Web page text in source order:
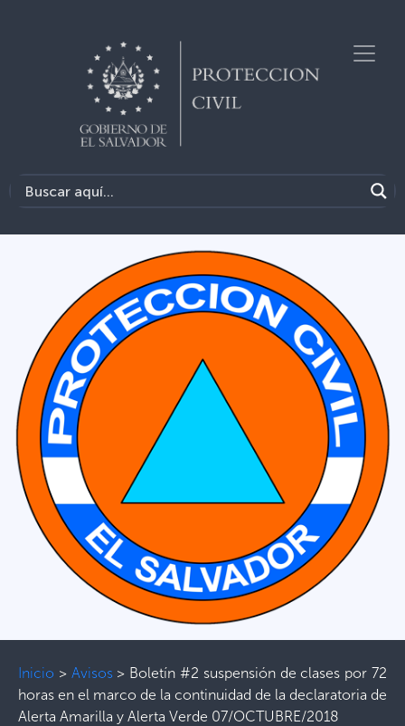
Inicio > Avisos> Boletín #2 suspensión de clases por 72
horas en el marco de la continuidad de la declaratoria de
Alerta Amarilla y Alerta Verde 07/OCTUBRE/2018